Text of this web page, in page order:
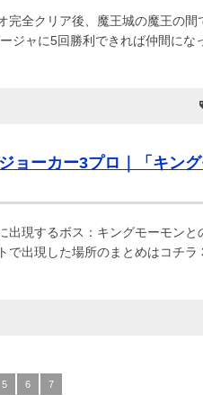
完全クリア後、魔王城の魔王の
ジャに5回勝利できれば仲間に
ョーカー3プロ｜「キン
出現するボス：キングモーモン
で出現した場所のまとめはコチ
5 6 7